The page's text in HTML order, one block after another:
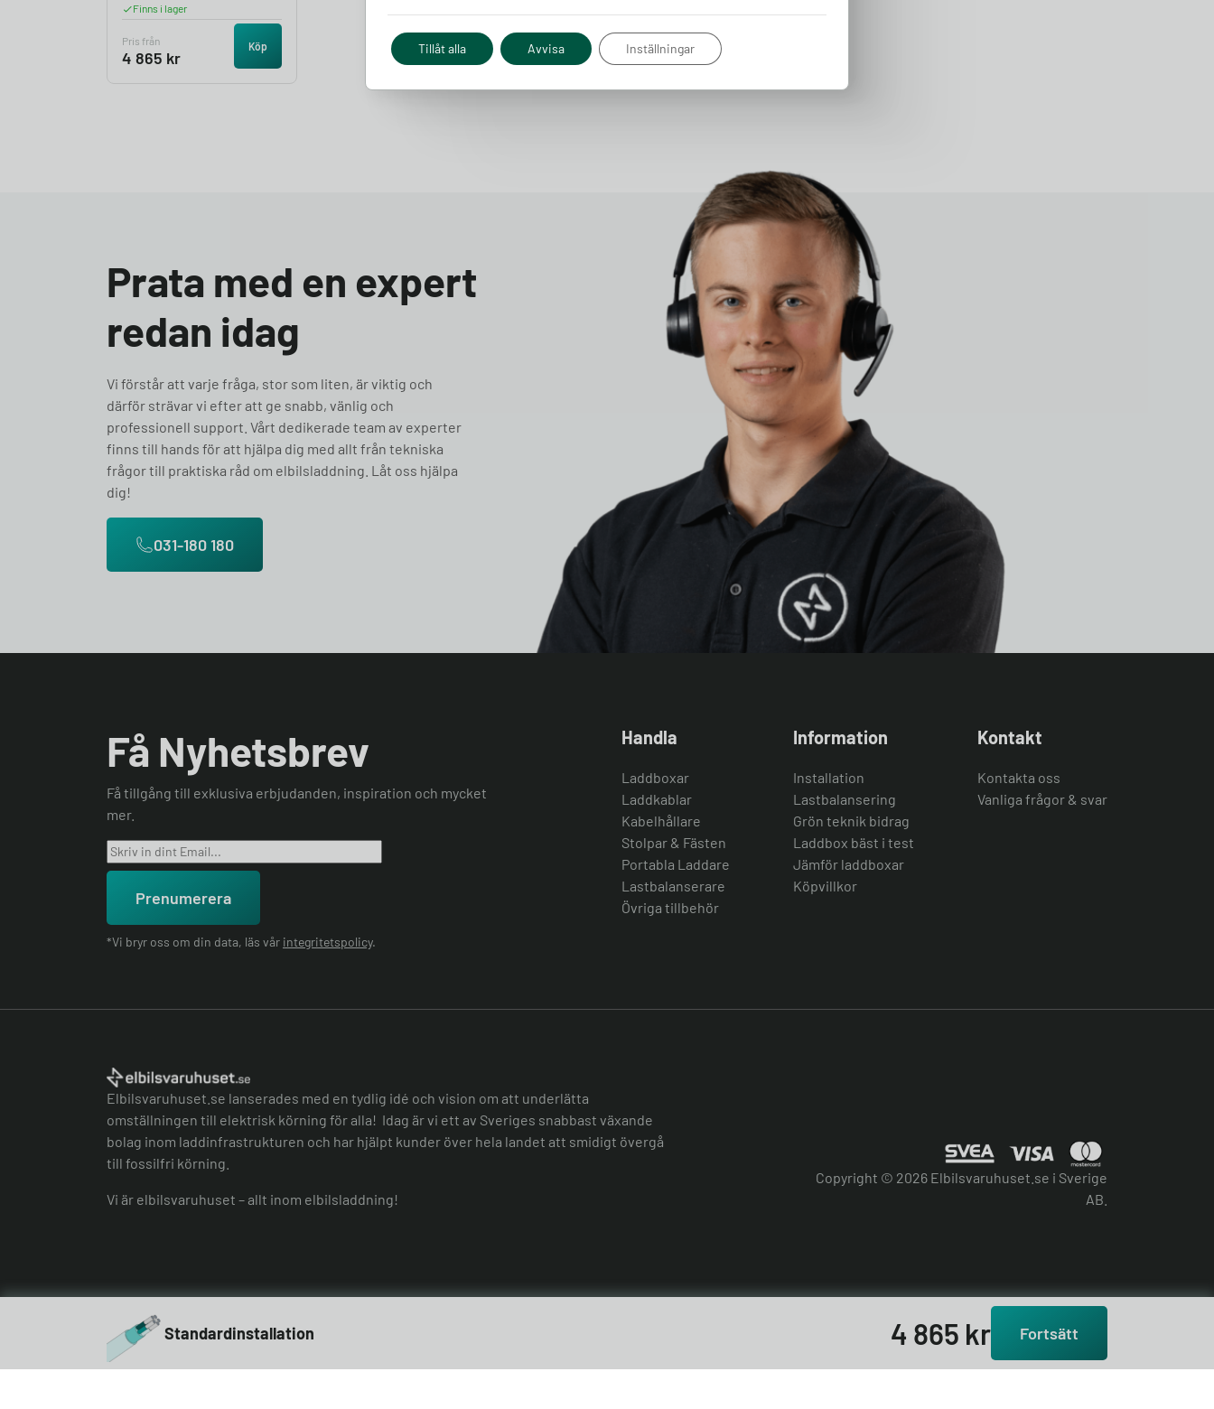
Finns i lager
Pris från
4 865 kr
Köp
Prata med en expert
redan idag
Vi förstår att varje fråga, stor som liten, är viktig och
därför strävar vi efter att ge snabb, vänlig och
professionell support. Vårt dedikerade team av experter
finns till hands för att hjälpa dig med allt från tekniska
frågor till praktiska råd om elbilsladdning. Låt oss hjälpa
dig!
031-180 180
Få Nyhetsbrev
Få tillgång till exklusiva erbjudanden, inspiration och mycket
mer.
Prenumerera
*Vi bryr oss om din data, läs vår integritetspolicy.
Handla
Laddboxar
Laddkablar
Kabelhållare
Stolpar & Fästen
Portabla Laddare
Lastbalanserare
Övriga tillbehör
Information
Installation
Lastbalansering
Grön teknik bidrag
Laddbox bäst i test
Jämför laddboxar
Köpvillkor
Kontakt
Kontakta oss
Vanliga frågor & svar
Elbilsvaruhuset.se lanserades med en tydlig idé och vision om att underlätta
omställningen till elektrisk körning för alla! Idag är vi ett av Sveriges snabbast växande
bolag inom laddinfrastrukturen och har hjälpt kunder över hela landet att smidigt övergå
till fossilfri körning.
Vi är elbilsvaruhuset – allt inom elbilsladdning!
Copyright © 2026 Elbilsvaruhuset.se i Sverige
AB.
Tillåt alla Avvisa Inställningar
Standardinstallation 4 865 kr Fortsätt